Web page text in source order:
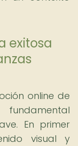
exitosa
online de
En primer
visual y